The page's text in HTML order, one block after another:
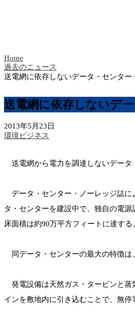
Home
過去のニュース
送電網に依存しないデータ・センタ
送電網に依存しないデ
2013年5月23日
環境ビジネス
送電網から電力を調達しないデータ
データ・センター・ノーレッジ誌に
タ・センターを建設中で、独自の電
床面積は約90万平方フィートに達する
同データ・センターの最大の特徴は
発電設備は天然ガス・タービンと蒸
インを敷地内に引き込むことで、無停